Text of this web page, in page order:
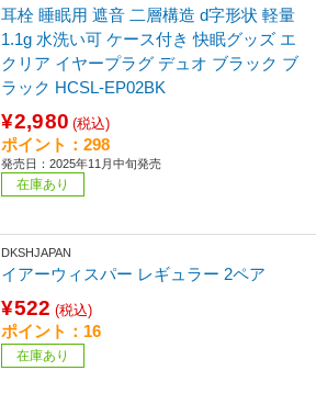
耳栓 睡眠用 遮音 二層構造 d字形状 軽量
1.1g 水洗い可 ケース付き 快眠グッズ エ
クリア イヤープラグ デュオ ブラック ブ
ラック HCSL-EP02BK
¥2,980 (税込)
ポイント：298
発売日：2025年11月中旬発売
在庫あり
DKSHJAPAN
イアーウィスパー レギュラー 2ペア
¥522 (税込)
ポイント：16
在庫あり